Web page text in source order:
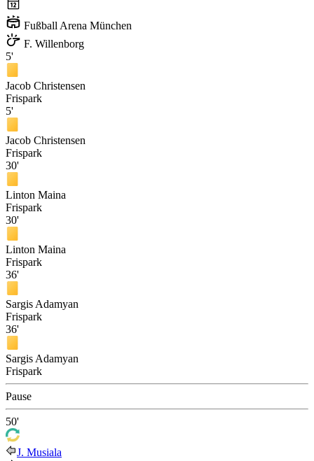
Fußball Arena München
F. Willenborg
5'
Jacob Christensen
Frispark
5'
Jacob Christensen
Frispark
30'
Linton Maina
Frispark
30'
Linton Maina
Frispark
36'
Sargis Adamyan
Frispark
36'
Sargis Adamyan
Frispark
Pause
50'
J. Musiala